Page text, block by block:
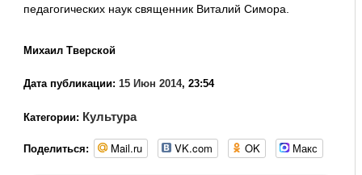
педагогических наук священник Виталий Симора.
Михаил Тверской
Дата публикации: 15 Июн 2014, 23:54
Категории: Культура
Поделиться: Mail.ru VK.com OK Макс